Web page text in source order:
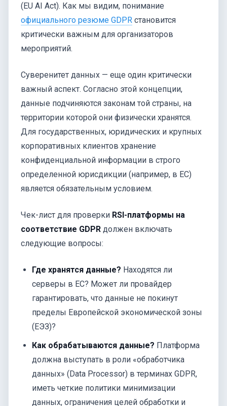
(EU AI Act). Как мы видим, понимание
официального резюме GDPR становится
критически важным для организаторов
мероприятий.
Суверенитет данных — еще один критически
важный аспект. Согласно этой концепции,
данные подчиняются законам той страны, на
территории которой они физически хранятся.
Для государственных, юридических и крупных
корпоративных клиентов хранение
конфиденциальной информации в строго
определенной юрисдикции (например, в ЕС)
является обязательным условием.
Чек-лист для проверки RSI-платформы на
соответствие GDPR должен включать
следующие вопросы:
Где хранятся данные? Находятся ли
серверы в ЕС? Может ли провайдер
гарантировать, что данные не покинут
пределы Европейской экономической зоны
(ЕЭЗ)?
Как обрабатываются данные? Платформа
должна выступать в роли «обработчика
данных» (Data Processor) в терминах GDPR,
иметь четкие политики минимизации
данных, ограничения целей обработки и